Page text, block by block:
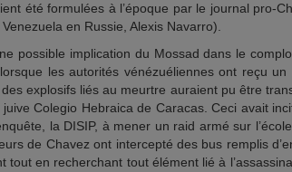
été formulées à l’époque par le journal pro-
en Russie, Alexis Navarro).
possible implication du Mossad dans le
les autorités vénézuéliennes ont reçu un
explosifs liés au meurtre auraient pu être
juive Colegio Hebraica de Caracas. Ceci avait
la DISIP, à mener un raid armé sur
de Chavez ont intercepté des bus remplis
tout en recherchant tout élément lié à